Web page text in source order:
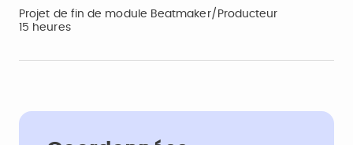
Projet de fin de module Beatmaker/Producteur
15 heures